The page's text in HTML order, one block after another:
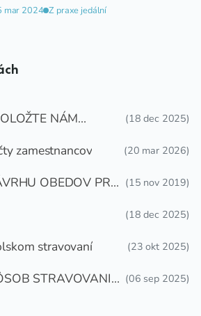
mar 2024 Z praxe jedální
NÁM
(18 dec 2025)
zamestnancov (20 mar 2026)
OBEDOV PRE
(15 nov 2019)
(18 dec 2025)
stravovaní (23 okt 2025)
STRAVOVANIA (06 sep 2025)